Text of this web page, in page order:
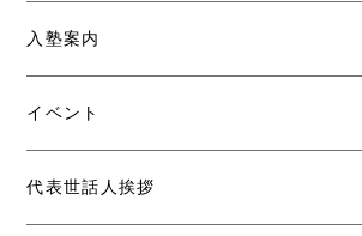
入塾案内
イベント
代表世話人挨拶